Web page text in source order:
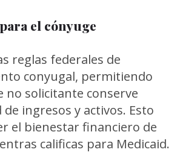
el cónyuge
reglas federales de
conyugal, permitiendo
no solicitante conserve
ingresos y activos. Esto
el bienestar financiero de
calificas para Medicaid.